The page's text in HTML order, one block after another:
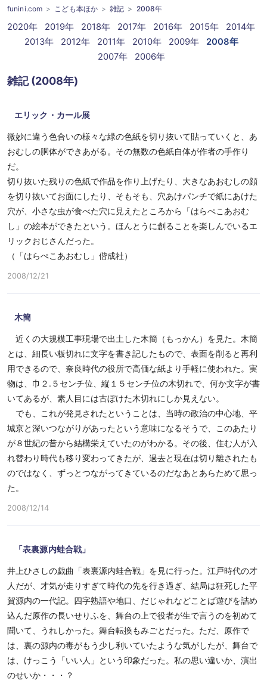
funini.com こども本ほか 雑記 2008年
2020年 2019年 2018年 2017年 2016年 2015年
2014年
2013年
2012年 2011年 2010年 2009年
2008年
2007年
2006年
雑記 (2008年)
エリック・カール展
微妙に違う色合いの様々な緑の色紙を切り抜いて貼っていくと、あ
おむしの胴体ができあがる。その無数の色紙自体が作者の手作り
だ。
切り抜いた残りの色紙で作品を作り上げたり、大きなあおむしの顔
を切り抜いてお面にしたり、そもそも、穴あけパンチで紙にあけた
穴が、小さな虫が食べた穴に見えたところから「はらぺこあおむ
し」の絵本ができたという。ほんとうに創ることを楽しんでいるエ
リックおじさんだった。
（「はらぺこあおむし」偕成社）
2008/12/21
木簡
近くの大規模工事現場で出土した木簡（もっかん）を見た。木簡
とは、細長い板切れに文字を書き記したもので、表面を削ると再利
用できるので、奈良時代の役所で高価な紙より手軽に使われた。実
物は、巾２.５センチ位、縦１５センチ位の木切れで、何か文字が書
いてあるが、素人目には古ぼけた木切れにしか見えない。
でも、これが発見されたということは、当時の政治の中心地、平
城京と深いつながりがあったという意味になるそうで、このあたり
が８世紀の昔から結構栄えていたのがわかる。その後、住む人が入
れ替わり時代も移り変わってきたが、過去と現在は切り離されたも
のではなく、ずっとつながってきているのだなあとあらためて思っ
た。
2008/12/14
「表裏源内蛙合戦」
井上ひさしの戯曲「表裏源内蛙合戦」を見に行った。江戸時代の才
人だが、才気が走りすぎて時代の先を行き過ぎ、結局は狂死した平
賀源内の一代記。四字熟語や地口、だじゃれなどことば遊びを詰め
込んだ原作の長いせりふを、舞台の上で役者が生で言うのを初めて
聞いて、うれしかった。舞台転換もみごとだった。ただ、原作で
は、裏の源内の毒がもう少し利いていたような気がしたが、舞台で
は、けっこう「いい人」という印象だった。私の思い違いか、演出
のせいか・・・？